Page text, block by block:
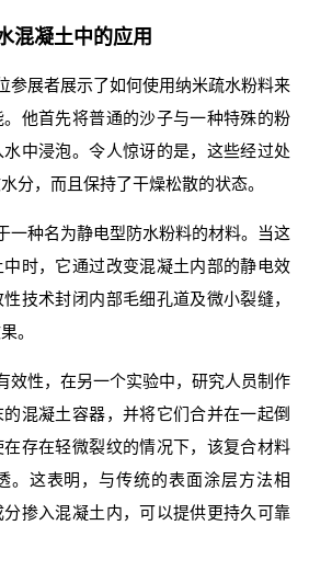
混凝土中的应用
展者展示了如何使用纳米疏水粉料来
他首先将普通的沙子与一种特殊的粉
中浸泡。令人惊讶的是，这些经过处
分，而且保持了干燥松散的状态。
种名为静电型防水粉料的材料。当这
时，它通过改变混凝土内部的静电效
技术封闭内部毛细孔道及微小裂缝，
。
性，在另一个实验中，研究人员制作
混凝土容器，并将它们合并在一起倒
在存在轻微裂纹的情况下，该复合材料
。这表明，与传统的表面涂层方法相
掺入混凝土内，可以提供更持久可靠